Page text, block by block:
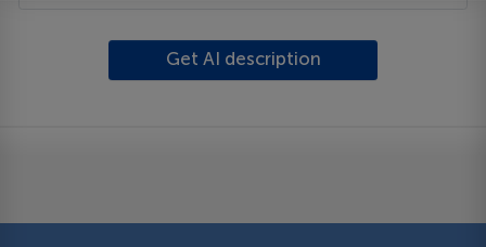
Get AI description